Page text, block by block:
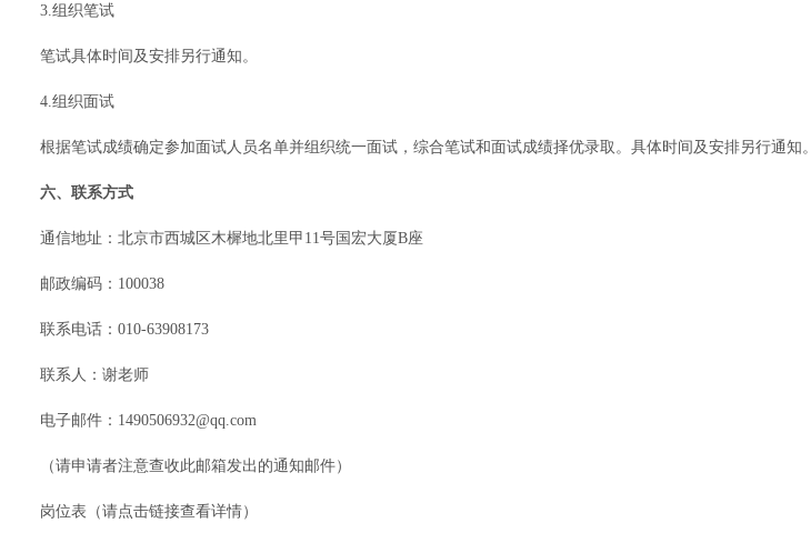
3.组织笔试
笔试具体时间及安排另行通知。
4.组织面试
根据笔试成绩确定参加面试人员名单并组织统一面试，综合笔试和面试成绩择优录取。具体时间及安排另行通知。
六、联系方式
通信地址：北京市西城区木樨地北里甲11号国宏大厦B座
邮政编码：100038
联系电话：010-63908173
联系人：谢老师
电子邮件：1490506932@qq.com
（请申请者注意查收此邮箱发出的通知邮件）
岗位表（请点击链接查看详情）